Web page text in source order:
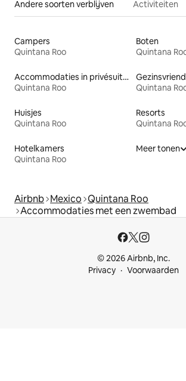
Andere soorten verblijven Activiteiten
Campers
Quintana Roo
Boten
Quintana
Accommodaties in privésuites
Quintana Roo
Quintana
Huisjes
Quintana Roo
Resorts
Quintana
Hotelkamers
Quintana Roo
Meer tonen
Airbnb Mexico Quintana Roo
Accommodaties met een zwembad
© 2026 Airbnb, Inc.
Privacy
Voorwaarden